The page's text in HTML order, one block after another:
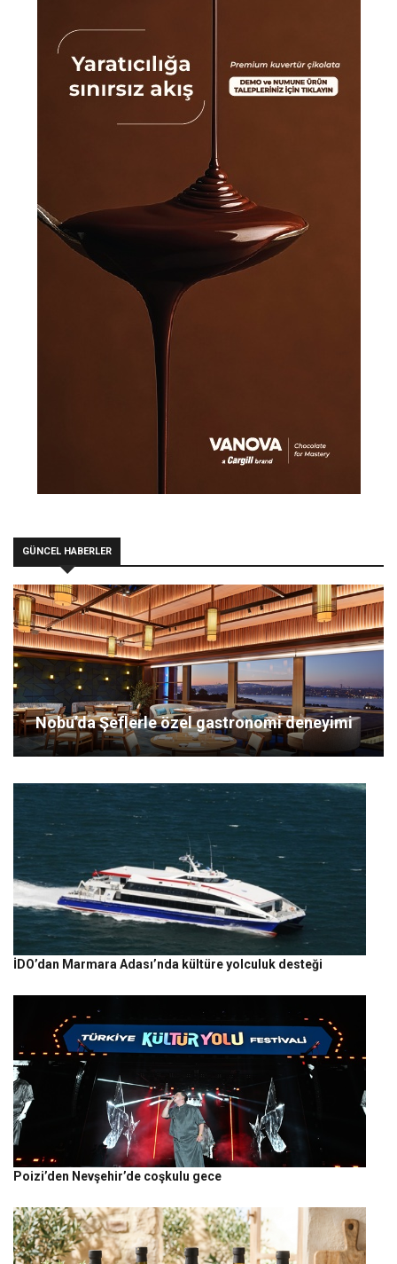
GÜNCEL HABERLER
Nobu’da Şeflerle özel gastronomi deneyimi
İDO’dan Marmara Adası’nda kültüre yolculuk desteği
Poizi’den Nevşehir’de coşkulu gece